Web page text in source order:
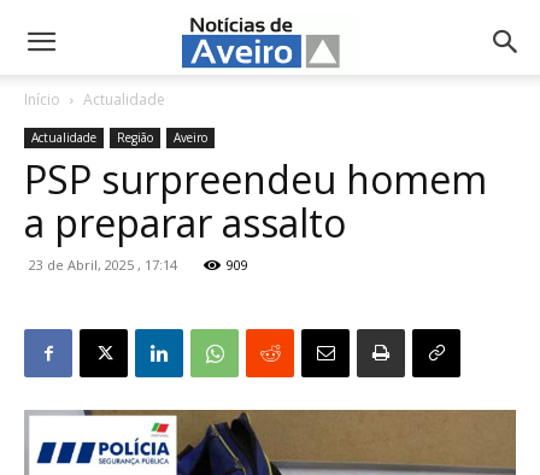
NotíciasdeAveiro.pt
Início Actualidade
Actualidade Região Aveiro
PSP surpreendeu homem
a preparar assalto
23 de Abril, 2025 , 17:14 909